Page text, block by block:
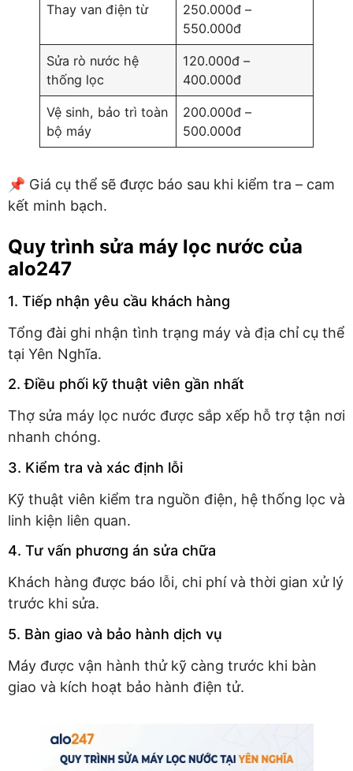
Thay van điện từ
250.000đ –
550.000đ
Sửa rò nước hệ
thống lọc
120.000đ –
400.000đ
Vệ sinh, bảo trì toàn
bộ máy
200.000đ –
500.000đ
📌 Giá cụ thể sẽ được báo sau khi kiểm tra – cam
kết minh bạch.
Quy trình sửa máy lọc nước của
alo247
1. Tiếp nhận yêu cầu khách hàng
Tổng đài ghi nhận tình trạng máy và địa chỉ cụ thể
tại Yên Nghĩa.
2. Điều phối kỹ thuật viên gần nhất
Thợ sửa máy lọc nước được sắp xếp hỗ trợ tận nơi
nhanh chóng.
3. Kiểm tra và xác định lỗi
Kỹ thuật viên kiểm tra nguồn điện, hệ thống lọc và
linh kiện liên quan.
4. Tư vấn phương án sửa chữa
Khách hàng được báo lỗi, chi phí và thời gian xử lý
trước khi sửa.
5. Bàn giao và bảo hành dịch vụ
Máy được vận hành thử kỹ càng trước khi bàn
giao và kích hoạt bảo hành điện tử.